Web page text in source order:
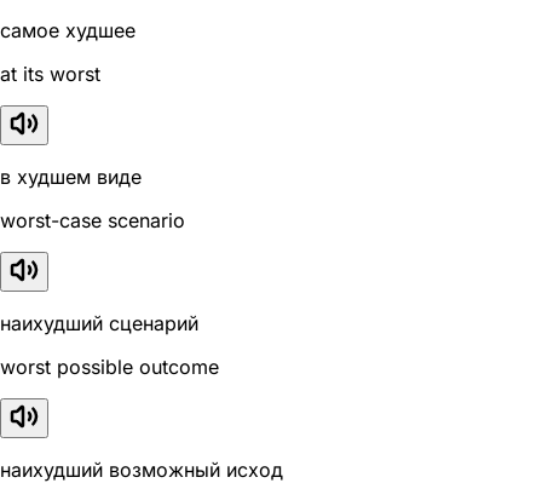
самое худшее
at its worst
в худшем виде
worst-case scenario
наихудший сценарий
worst possible outcome
наихудший возможный исход